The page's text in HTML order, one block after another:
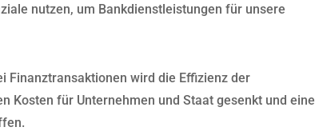
nutzen, um Bankdienstleistungen für unsere
Finanztransaktionen wird die Effizienz der
Kosten für Unternehmen und Staat gesenkt und eine